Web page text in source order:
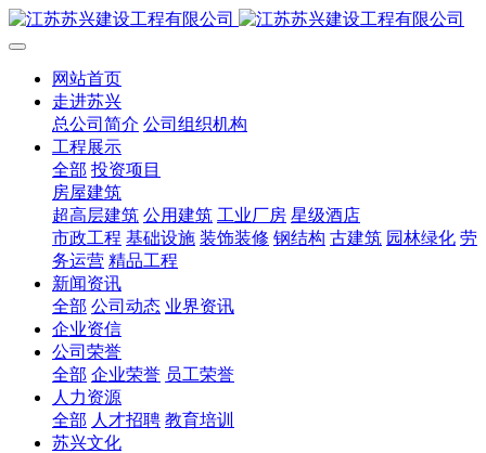
网站首页
走进苏兴
总公司简介 公司组织机构
工程展示
全部 投资项目
房屋建筑
超高层建筑 公用建筑 工业厂房 星级酒店
市政工程 基础设施 装饰装修 钢结构 古建筑 园林绿化 劳
务运营 精品工程
新闻资讯
全部 公司动态 业界资讯
企业资信
公司荣誉
全部 企业荣誉 员工荣誉
人力资源
全部 人才招聘 教育培训
苏兴文化